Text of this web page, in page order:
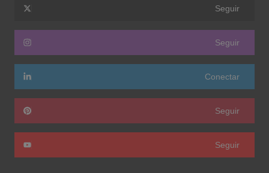
Seguir
Seguir
Conectar
Seguir
Seguir